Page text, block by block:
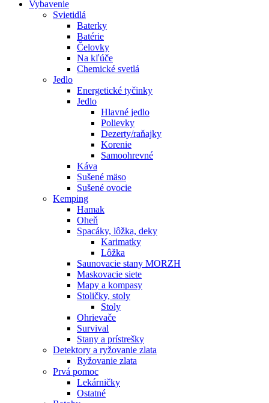
Vybavenie
Svietidlá
Baterky
Batérie
Čelovky
Na kľúče
Chemické svetlá
Jedlo
Energetické tyčinky
Jedlo
Hlavné jedlo
Polievky
Dezerty/raňajky
Korenie
Samoohrevné
Káva
Sušené mäso
Sušené ovocie
Kemping
Hamak
Oheň
Spacáky, lôžka, deky
Karimatky
Lôžka
Saunovacie stany MORZH
Maskovacie siete
Mapy a kompasy
Stoličky, stoly
Stoly
Ohrievače
Survival
Stany a prístrešky
Detektory a ryžovanie zlata
Ryžovanie zlata
Prvá pomoc
Lekárničky
Ostatné